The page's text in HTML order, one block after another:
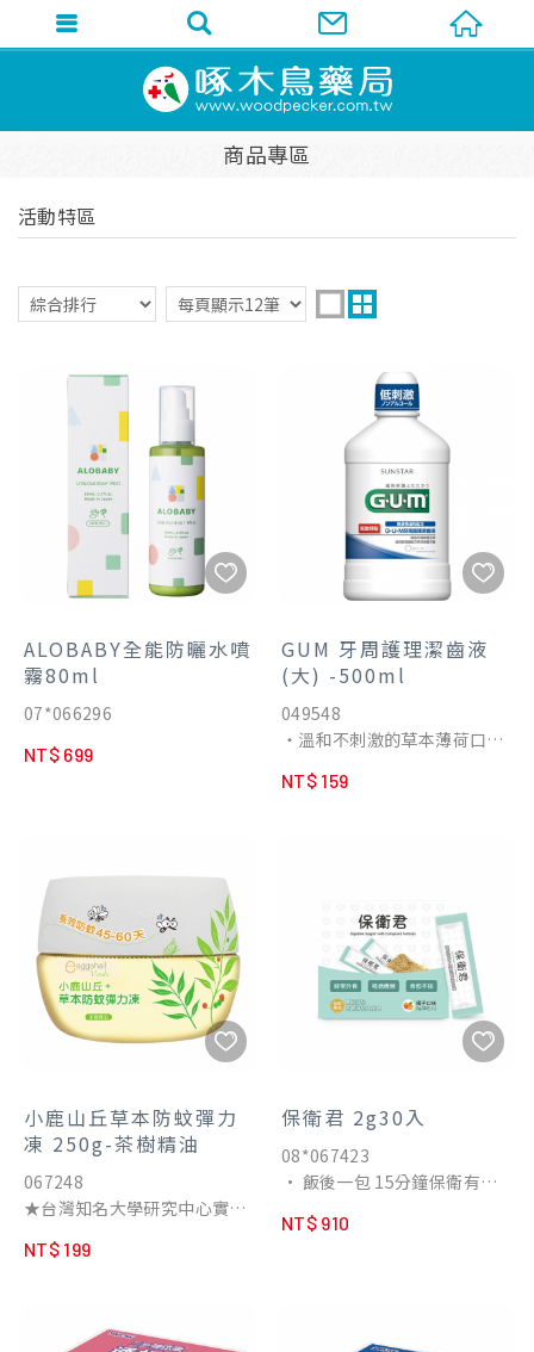
商品專區
活動特區
ALOBABY全能防曬水噴
霧80ml
07*066296
NT$ 699
GUM 牙周護理潔齒液
(大) -500ml
049548
‧溫和不刺激的草本薄荷口味
人
NT$ 159
小鹿山丘草本防蚊彈力
凍 250g-茶樹精油
067248
★台灣知名大學研究中心實驗
★環保署核可天然防蚊成分-
★天然植物來源防蚊成分，不
NT$ 199
保衛君 2g30入
08*067423
• 飯後一包 15分鐘保衛有感
• 幫助維持消化道機能
NT$ 910